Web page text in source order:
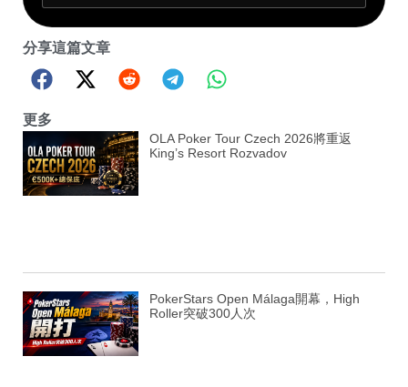
分享這篇文章
更多
OLA Poker Tour Czech 2026將重返
King’s Resort Rozvadov
PokerStars Open Málaga開幕，High
Roller突破300人次